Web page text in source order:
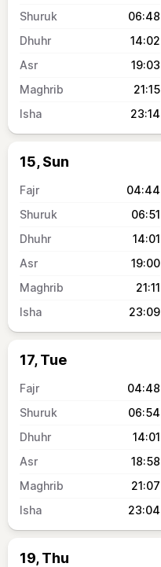
06:48
14:02
19:03
21:15
23:14
15, Sun
04:44
06:51
14:01
19:00
21:11
23:09
17, Tue
04:48
06:54
14:01
18:58
21:07
23:04
19, Thu